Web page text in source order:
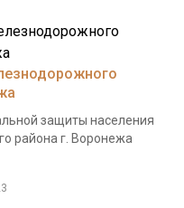
защиты населения
района г. Воронежа